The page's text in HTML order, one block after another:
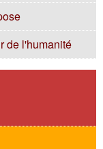
de l'humanité